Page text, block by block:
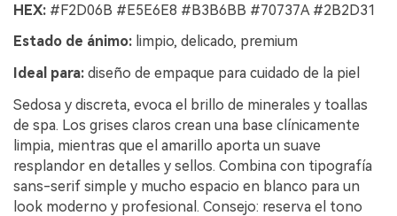
HEX: #F2D06B #E5E6E8 #B3B6BB #70737A #2B2D31
Estado de ánimo: limpio, delicado, premium
Ideal para: diseño de empaque para cuidado de la piel
Sedosa y discreta, evoca el brillo de minerales y toallas
de spa. Los grises claros crean una base clínicamente
limpia, mientras que el amarillo aporta un suave
resplandor en detalles y sellos. Combina con tipografía
sans-serif simple y mucho espacio en blanco para un
look moderno y profesional. Consejo: reserva el tono